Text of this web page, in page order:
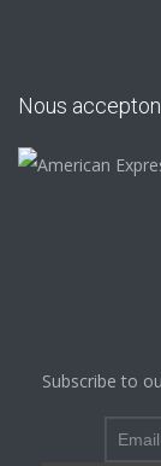
Nous
Subscribe to